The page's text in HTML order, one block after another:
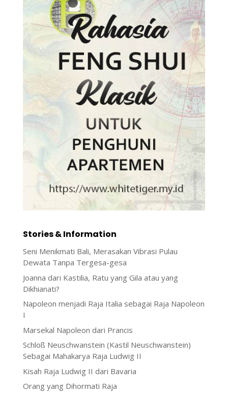
Stories & Information
Seni Menikmati Bali, Merasakan Vibrasi Pulau
Dewata Tanpa Tergesa-gesa
Joanna dari Kastilia, Ratu yang Gila atau yang
Dikhianati?
Napoleon menjadi Raja Italia sebagai Raja Napoleon
I
Marsekal Napoleon dari Prancis
Schloß Neuschwanstein (Kastil Neuschwanstein)
Sebagai Mahakarya Raja Ludwig II
Kisah Raja Ludwig II dari Bavaria
Orang yang Dihormati Raja